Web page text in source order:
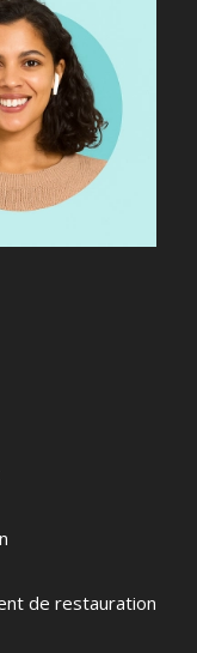
de restauration